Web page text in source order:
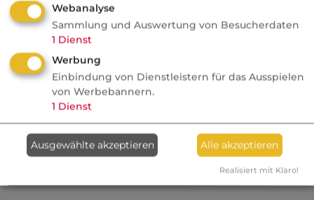
Geburtsjahrgang 1942 (und davor schrittweise)
auf 65 Jahre angehoben, ein vorzeitiger Bezug
ab Alter 60 ist unter
möglich.
Kategorie: Gesetzliche Rentenversicherung
Webanalyse
Sammlung und Auswertung von Besucherdaten
1 Dienst
Werbung
Einbindung von Dienstleistern für das Ausspielen
von Werbebannern.
1 Dienst
Ausgewählte akzeptieren Alle akzeptieren
Realisiert mit Klaro!